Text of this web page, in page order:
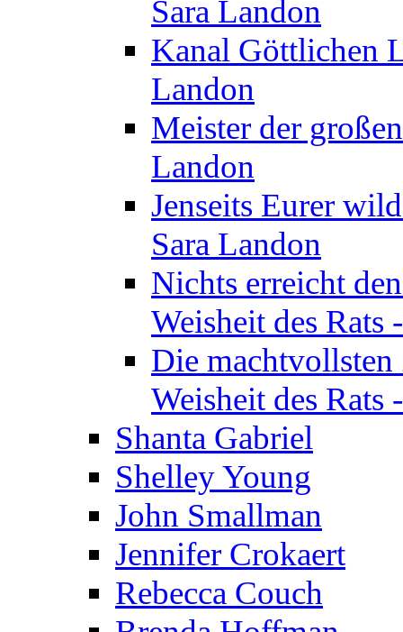
Sara Landon
Kanal Göttlichen
Landon
Meister der
Landon
Jenseits Eurer
Sara Landon
Nichts erreicht
Weisheit des Rats
Die machtvollsten
Weisheit des Rats
Shanta Gabriel
Shelley Young
John Smallman
Jennifer Crokaert
Rebecca Couch